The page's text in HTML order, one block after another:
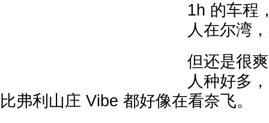
1h 的车程
人在尔湾
但还是很
人种好多
比弗利山庄 Vibe 都好像在看奈飞。